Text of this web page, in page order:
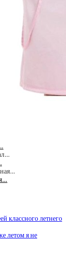
классного летнего
летом я не